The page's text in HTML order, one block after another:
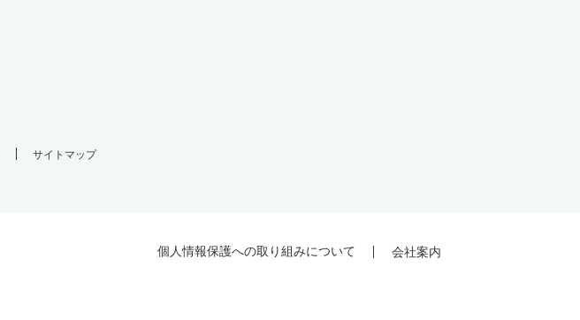
サイトマップ
個人情報保護への取り組みについて 会社案内